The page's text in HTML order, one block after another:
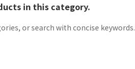
in this category.
or search with concise keywords.